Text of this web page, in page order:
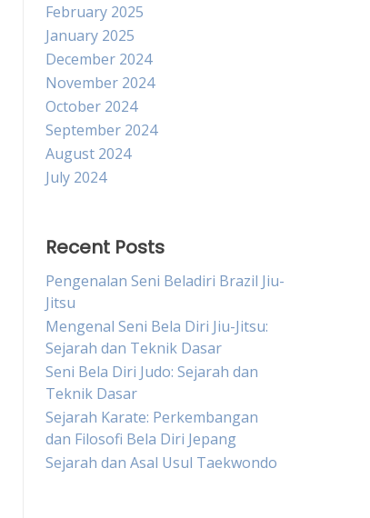
February 2025
January 2025
December 2024
November 2024
October 2024
September 2024
August 2024
July 2024
Recent Posts
Pengenalan Seni Beladiri Brazil Jiu-
Jitsu
Mengenal Seni Bela Diri Jiu-Jitsu:
Sejarah dan Teknik Dasar
Seni Bela Diri Judo: Sejarah dan
Teknik Dasar
Sejarah Karate: Perkembangan
dan Filosofi Bela Diri Jepang
Sejarah dan Asal Usul Taekwondo